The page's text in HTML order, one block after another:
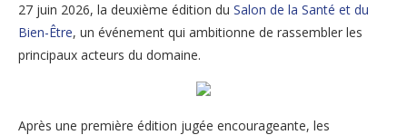
27 juin 2026, la deuxième édition du Salon de la Santé et du
Bien-Être, un événement qui ambitionne de rassembler les
principaux acteurs du domaine.
Après une première édition jugée encourageante, les